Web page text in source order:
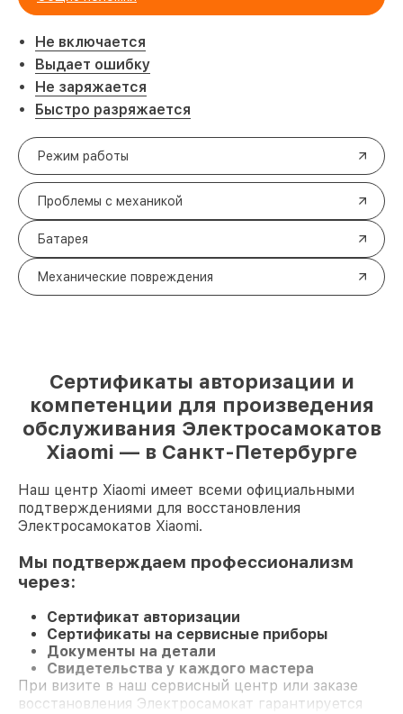
Не включается
Выдает ошибку
Не заряжается
Быстро разряжается
Режим работы
Проблемы с механикой
Батарея
Механические повреждения
Сертификаты авторизации и
компетенции для произведения
обслуживания Электросамокатов
Xiaomi — в Санкт-Петербурге
Наш центр Xiaomi имеет всеми официальными
подтверждениями для восстановления
Электросамокатов Xiaomi.
Мы подтверждаем профессионализм
через:
Сертификат авторизации
Сертификаты на сервисные приборы
Документы на детали
Свидетельства у каждого мастера
При визите в наш сервисный центр или заказе
восстановления Электросамокат гарантируется